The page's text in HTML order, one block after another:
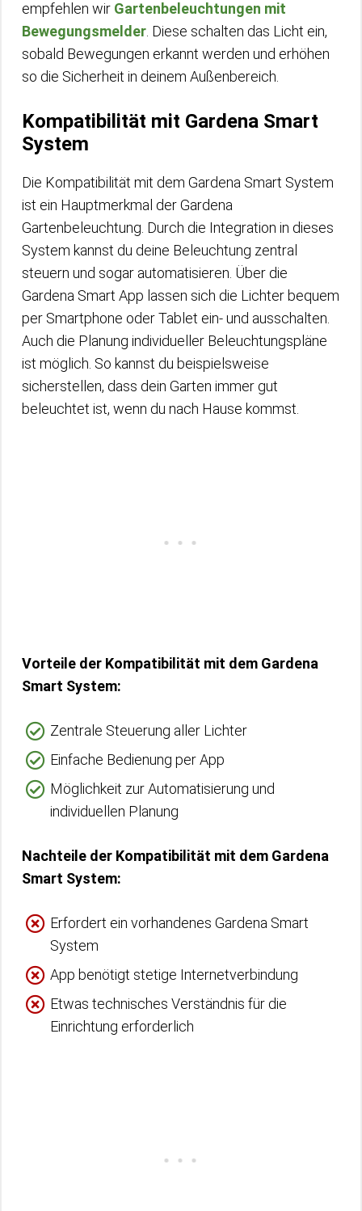
empfehlen wir Gartenbeleuchtungen mit
Bewegungsmelder . Diese schalten das Licht ein,
sobald Bewegungen erkannt werden und erhöhen
so die Sicherheit in deinem Außenbereich.
Kompatibilität mit Gardena Smart
System
Die Kompatibilität mit dem Gardena Smart System
ist ein Hauptmerkmal der Gardena
Gartenbeleuchtung. Durch die Integration in dieses
System kannst du deine Beleuchtung zentral
steuern und sogar automatisieren. Über die
Gardena Smart App lassen sich die Lichter bequem
per Smartphone oder Tablet ein- und ausschalten.
Auch die Planung individueller Beleuchtungspläne
ist möglich. So kannst du beispielsweise
sicherstellen, dass dein Garten immer gut
beleuchtet ist, wenn du nach Hause kommst.
Vorteile der Kompatibilität mit dem Gardena
Smart System:
Zentrale Steuerung aller Lichter
Einfache Bedienung per App
Möglichkeit zur Automatisierung und
individuellen Planung
Nachteile der Kompatibilität mit dem Gardena
Smart System:
Erfordert ein vorhandenes Gardena Smart
System
App benötigt stetige Internetverbindung
Etwas technisches Verständnis für die
Einrichtung erforderlich